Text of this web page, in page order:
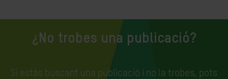
¿No trobes una publicació?
Si estàs buscant una publicació i no la trobes, pots